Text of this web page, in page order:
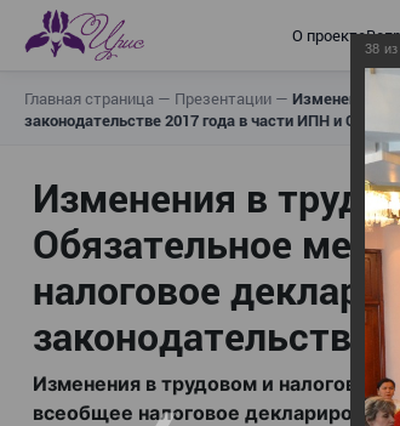
О проекте
Главная страница — Презентации — Изменения в
законодательстве 2017 года в части ИПН и СН
Изменения в
Обязательное
налоговое
законодательстве
Изменения в трудовом и налоговом
всеобщее налоговое
38 из